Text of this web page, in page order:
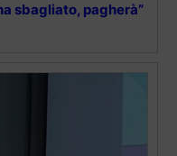
sbagliato, pagherà”